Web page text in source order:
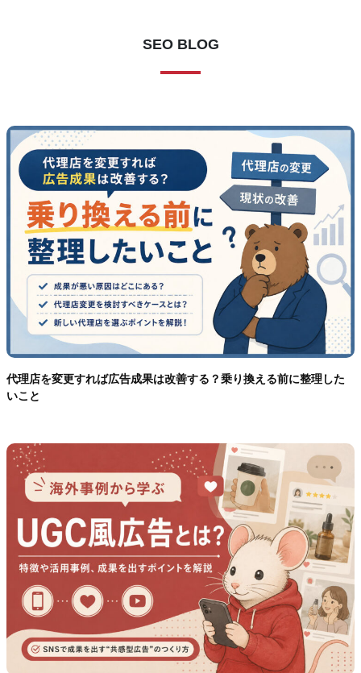
SEO BLOG
代理店を変更すれば広告成果は改善する？乗り換える前に整理した
いこと